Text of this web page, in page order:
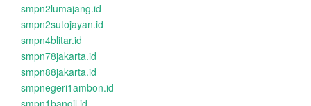
smpn2lumajang.id
smpn2sutojayan.id
smpn4blitar.id
smpn78jakarta.id
smpn88jakarta.id
smpnegeri1ambon.id
smpn1bangil.id